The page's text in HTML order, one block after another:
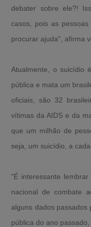
debater sobre ele?!
casos, pois as
procurar ajuda", afirma
Atualmente, o suicídio
pública e mata um
oficiais, são 32
vítimas da AIDS e da
que um milhão de
seja, um suicídio, a
"É interessante
nacional de combate
alguns dados passados
pública do ano